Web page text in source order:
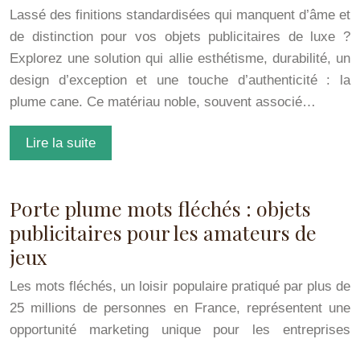
Lassé des finitions standardisées qui manquent d’âme et
de distinction pour vos objets publicitaires de luxe ?
Explorez une solution qui allie esthétisme, durabilité, un
design d’exception et une touche d’authenticité : la
plume cane. Ce matériau noble, souvent associé…
Lire la suite
Porte plume mots fléchés : objets
publicitaires pour les amateurs de
jeux
Les mots fléchés, un loisir populaire pratiqué par plus de
25 millions de personnes en France, représentent une
opportunité marketing unique pour les entreprises